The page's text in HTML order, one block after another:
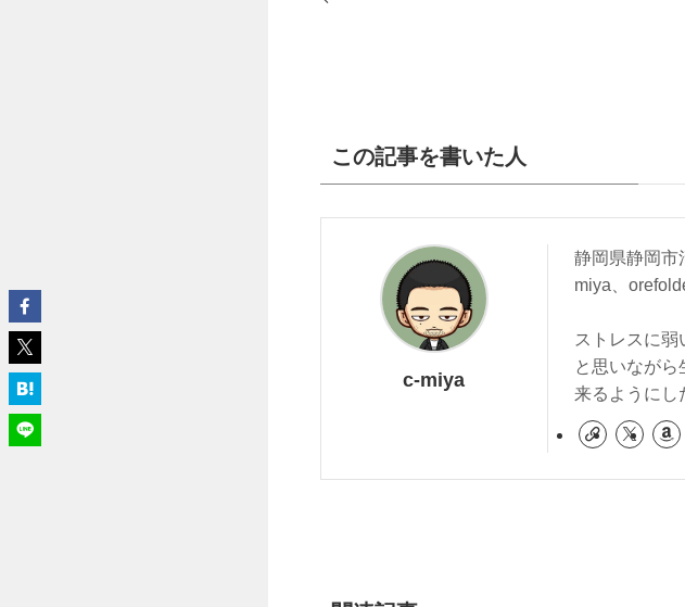
この記事を書いた人
c-miya
静岡県静岡市
miya、
ストレスに
と思いなが
来るようにし